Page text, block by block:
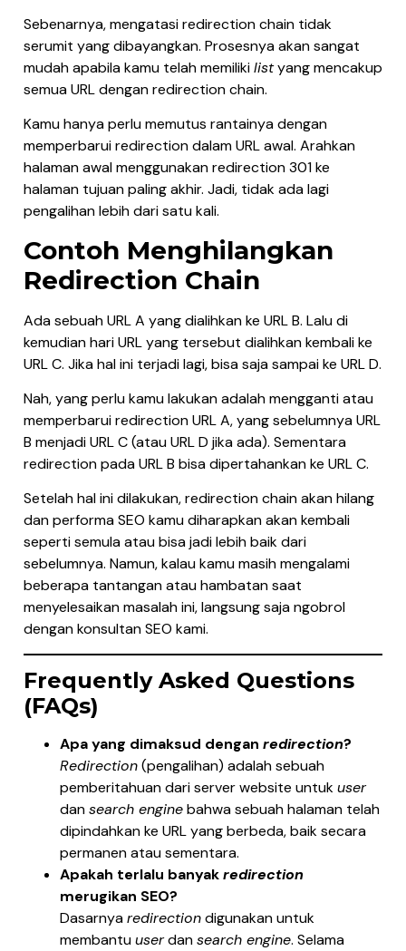
Sebenarnya, mengatasi redirection chain tidak
serumit yang dibayangkan. Prosesnya akan sangat
mudah apabila kamu telah memilikilistyang mencakup
semua URL dengan redirection chain.
Kamu hanya perlu memutus rantainya dengan
memperbarui redirection dalam URL awal. Arahkan
halaman awal menggunakan redirection 301 ke
halaman tujuan paling akhir. Jadi, tidak ada lagi
pengalihan lebih dari satu kali.
Contoh Menghilangkan
Redirection Chain
Ada sebuah URL A yang dialihkan ke URL B. Lalu di
kemudian hari URL yang tersebut dialihkan kembali ke
URL C. Jika hal ini terjadi lagi, bisa saja sampai ke URL D.
Nah, yang perlu kamu lakukan adalah mengganti atau
memperbarui redirection URL A, yang sebelumnya URL
B menjadi URL C (atau URL D jika ada). Sementara
redirection pada URL B bisa dipertahankan ke URL C.
Setelah hal ini dilakukan, redirection chain akan hilang
dan performa SEO kamu diharapkan akan kembali
seperti semula atau bisa jadi lebih baik dari
sebelumnya. Namun, kalau kamu masih mengalami
beberapa tantangan atau hambatan saat
menyelesaikan masalah ini, langsung saja ngobrol
dengan konsultan SEO kami.
Frequently Asked Questions
(FAQs)
Apa yang dimaksud dengan redirection?
Redirection(pengalihan) adalah sebuah
pemberitahuan dari server website untukuser
dansearch enginebahwa sebuah halaman telah
dipindahkan ke URL yang berbeda, baik secara
permanen atau sementara.
Apakah terlalu banyakredirection
merugikan SEO?
Dasarnyaredirectiondigunakan untuk
membantuuserdansearch engine. Selama